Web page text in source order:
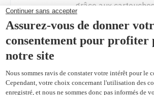
grâce aux
conçues pour votre
599,99 $